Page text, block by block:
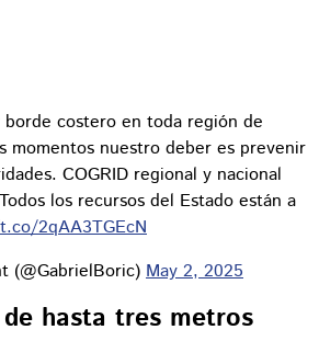
borde costero en toda región de
momentos nuestro deber es prevenir
COGRID regional y nacional
los recursos del Estado están a
2qAA3TGEcN
(@GabrielBoric) May 2, 2025
hasta tres metros